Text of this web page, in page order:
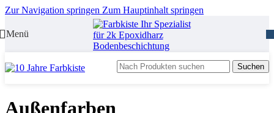
Zur Navigation springen Zum Hauptinhalt springen
Menü
Suchen
Außenfarben